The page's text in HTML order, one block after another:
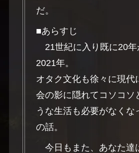
だ。
■あらすじ
21世紀に入り既に20年
2021年。
オタク文化も徐々に現代
会の影に隠れてコソコソ
うな生活も必要がなくな
の話。
今日もまた、あなた達